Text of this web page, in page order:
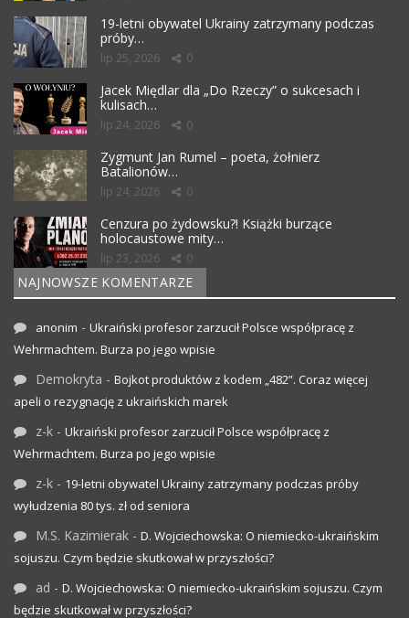
19-letni obywatel Ukrainy zatrzymany podczas
próby…
lip 25, 2026 0
Jacek Międlar dla „Do Rzeczy” o sukcesach i
kulisach…
lip 24, 2026 0
Zygmunt Jan Rumel – poeta, żołnierz
Batalionów…
lip 24, 2026 0
Cenzura po żydowsku?! Książki burzące
holocaustowe mity…
lip 23, 2026 0
NAJNOWSZE KOMENTARZE
anonim - Ukraiński profesor zarzucił Polsce współpracę z
Wehrmachtem. Burza po jego wpisie
Demokryta - Bojkot produktów z kodem „482”. Coraz więcej
apeli o rezygnację z ukraińskich marek
z-k - Ukraiński profesor zarzucił Polsce współpracę z
Wehrmachtem. Burza po jego wpisie
z-k - 19-letni obywatel Ukrainy zatrzymany podczas próby
wyłudzenia 80 tys. zł od seniora
M.S. Kazimierak - D. Wojciechowska: O niemiecko-ukraińskim
sojuszu. Czym będzie skutkował w przyszłości?
ad - D. Wojciechowska: O niemiecko-ukraińskim sojuszu. Czym
będzie skutkował w przyszłości?